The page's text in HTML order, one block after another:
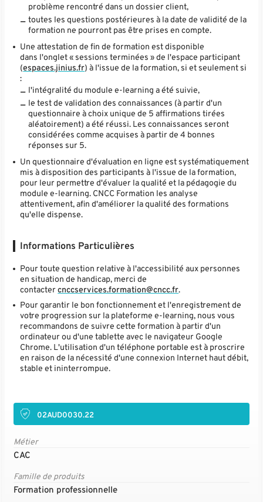
problème rencontré dans un dossier client,
toutes les questions postérieures à la date de validité de la
formation ne pourront pas être prises en compte.
Une attestation de fin de formation est disponible
dans l'onglet « sessions terminées » de l'espace participant
(espaces.jinius.fr) à l'issue de la formation, si et seulement si
:
l'intégralité du module e-learning a été suivie,
le test de validation des connaissances (à partir d'un
questionnaire à choix unique de 5 affirmations tirées
aléatoirement) a été réussi. Les connaissances seront
considérées comme acquises à partir de 4 bonnes
réponses sur 5.
Un questionnaire d'évaluation en ligne est systématiquement
mis à disposition des participants à l'issue de la formation,
pour leur permettre d'évaluer la qualité et la pédagogie du
module e-learning. CNCC Formation les analyse
attentivement, afin d'améliorer la qualité des formations
qu'elle dispense.
Informations Particulières
Pour toute question relative à l'accessibilité aux personnes
en situation de handicap, merci de
contactercnccservices.formation@cncc.fr.
Pour garantir le bon fonctionnement et l'enregistrement de
votre progression sur la plateforme e-learning, nous vous
recommandons de suivre cette formation à partir d'un
ordinateur ou d'une tablette avec le navigateur Google
Chrome. L'utilisation d'un téléphone portable est à proscrire
en raison de la nécessité d'une connexion Internet haut débit,
stable et ininterrompue.
02AUD0030.22
Métier
CAC
Famille de produits
Formation professionnelle